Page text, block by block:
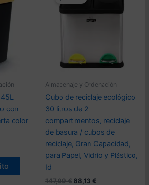
con
color
Almacenaje y Ordenación
Cubo de reciclaje ecológico
30 litros de 2
compartimentos, reciclaje
de basura / cubos de
reciclaje, Gran Capacidad,
para Papel, Vidrio y Plástico,
Id
147,99€ El
68,13 €